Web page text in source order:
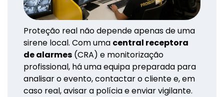
Proteção real não depende apenas de uma
sirene local. Com uma central receptora
de alarmes (CRA) e monitorização
profissional, há uma equipa preparada para
analisar o evento, contactar o cliente e, em
caso real, avisar a polícia e enviar vigilante.